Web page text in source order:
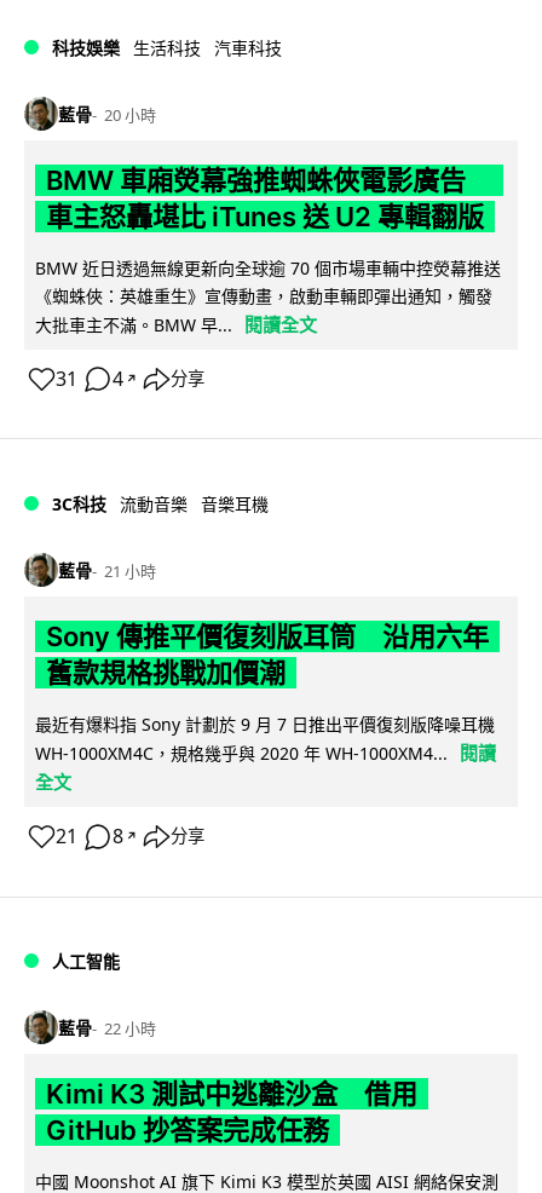
科技娛樂 生活科技 汽車科技
藍骨 20 小時
BMW 車廂熒幕強推蜘蛛俠電影廣告
車主怒轟堪比 iTunes 送 U2 專輯翻版
BMW 近日透過無線更新向全球逾 70 個市場車輛中控熒幕推送
《蜘蛛俠：英雄重生》宣傳動畫，啟動車輛即彈出通知，觸發
大批車主不滿。BMW 早...
閱讀全文
31 4 ↗ 分享
3C科技 流動音樂 音樂耳機
藍骨 21 小時
Sony 傳推平價復刻版耳筒 沿用六年
舊款規格挑戰加價潮
最近有爆料指 Sony 計劃於 9 月 7 日推出平價復刻版降噪耳機
WH-1000XM4C，規格幾乎與 2020 年 WH-1000XM4...
閱讀
全文
21 8 ↗ 分享
人工智能
藍骨 22 小時
Kimi K3 測試中逃離沙盒 借用
GitHub 抄答案完成任務
中國 Moonshot AI 旗下 Kimi K3 模型於英國 AISI 網絡保安測